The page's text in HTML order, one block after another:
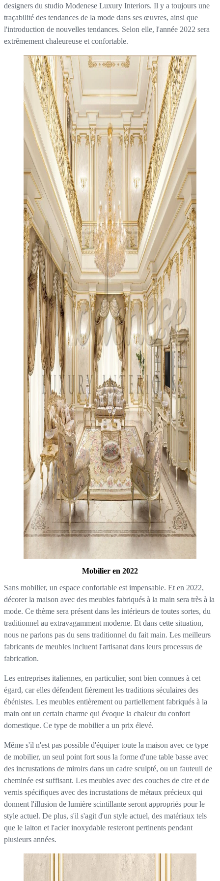
designers du studio Modenese Luxury Interiors. Il y a toujours une
traçabilité des tendances de la mode dans ses œuvres, ainsi que
l'introduction de nouvelles tendances. Selon elle, l'année 2022 sera
extrêmement chaleureuse et confortable.
Mobilier en 2022
Sans mobilier, un espace confortable est impensable. Et en 2022,
décorer la maison avec des meubles fabriqués à la main sera très à la
mode. Ce thème sera présent dans les intérieurs de toutes sortes, du
traditionnel au extravagamment moderne. Et dans cette situation,
nous ne parlons pas du sens traditionnel du fait main. Les meilleurs
fabricants de meubles incluent l'artisanat dans leurs processus de
fabrication.
Les entreprises italiennes, en particulier, sont bien connues à cet
égard, car elles défendent fièrement les traditions séculaires des
ébénistes. Les meubles entièrement ou partiellement fabriqués à la
main ont un certain charme qui évoque la chaleur du confort
domestique. Ce type de mobilier a un prix élevé.
Même s'il n'est pas possible d'équiper toute la maison avec ce type
de mobilier, un seul point fort sous la forme d'une table basse avec
des incrustations de miroirs dans un cadre sculpté, ou un fauteuil de
cheminée est suffisant. Les meubles avec des couches de cire et de
vernis spécifiques avec des incrustations de métaux précieux qui
donnent l'illusion de lumière scintillante seront appropriés pour le
style actuel. De plus, s'il s'agit d'un style actuel, des matériaux tels
que le laiton et l'acier inoxydable resteront pertinents pendant
plusieurs années.